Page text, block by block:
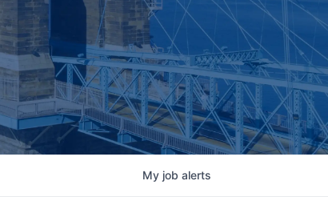
My job alerts